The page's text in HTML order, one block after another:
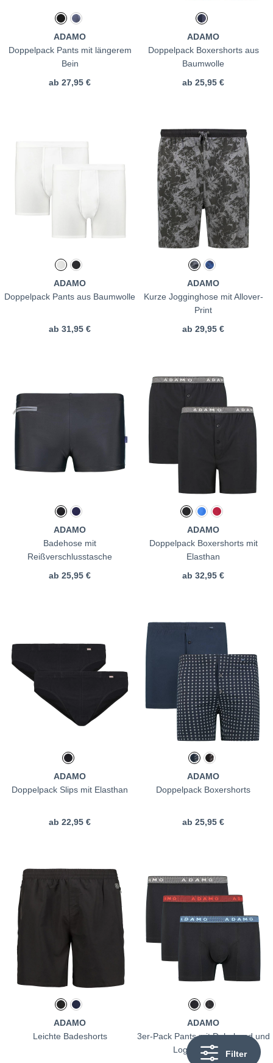
Filter
ADAMO
Doppelpack Pants mit längerem
Bein
ab 27,95 €
ADAMO
Doppelpack Boxershorts aus
Baumwolle
ab 25,95 €
ADAMO
Doppelpack Pants aus Baumwolle
ab 31,95 €
ADAMO
Kurze Jogginghose mit Allover-
Print
ab 29,95 €
ADAMO
Badehose mit
Reißverschlusstasche
ab 25,95 €
ADAMO
Doppelpack Boxershorts mit
Elasthan
ab 32,95 €
ADAMO
Doppelpack Slips mit Elasthan
ab 22,95 €
ADAMO
Doppelpack Boxershorts
ab 25,95 €
ADAMO
Leichte Badeshorts
ADAMO
3er-Pack Pants mit Dehnbund und
Logo-Schriftzug